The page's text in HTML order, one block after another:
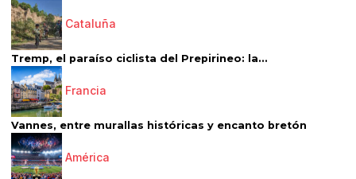
Cataluña
Tremp, el paraíso ciclista del Prepirineo: la...
Francia
Vannes, entre murallas históricas y encanto bretón
América